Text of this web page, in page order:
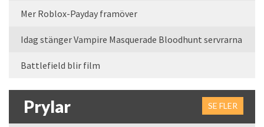
Mer Roblox-Payday framöver
Idag stänger Vampire Masquerade Bloodhunt servrarna
Battlefield blir film
Prylar SE FLER